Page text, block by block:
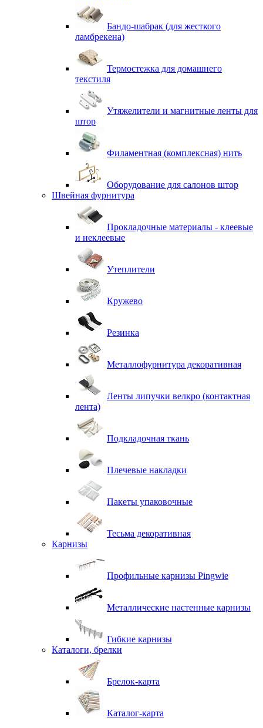
Бандо-шабрак (для жесткого
ламбрекена)
Термостежка для домашнего
текстиля
Утяжелители и магнитные ленты для
штор
Филаментная (комплексная) нить
Оборудование для салонов штор
Швейная фурнитура
Прокладочные материалы - клеевые
и неклеевые
Утеплители
Кружево
Резинка
Металлофурнитура декоративная
Ленты липучки велкро (контактная
лента)
Подкладочная ткань
Плечевые накладки
Пакеты упаковочные
Тесьма декоративная
Карнизы
Профильные карнизы Pingwie
Металлические настенные карнизы
Гибкие карнизы
Каталоги, брелки
Брелок-карта
Каталог-карта